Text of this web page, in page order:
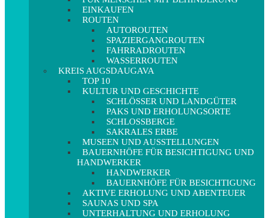
EINKAUFEN
ROUTEN
AUTOROUTEN
SPAZIERGANGROUTEN
FAHRRADROUTEN
WASSERROUTEN
KREIS AUGSDAUGAVA
TOP 10
KULTUR UND GESCHICHTE
SCHLÖSSER UND LANDGÜTER
PAKS UND ERHOLUNGSORTE
SCHLOSSBERGE
SAKRALES ERBE
MUSEEN UND AUSSTELLUNGEN
BAUERNHÖFE FÜR BESICHTIGUNG UND
HANDWERKER
HANDWERKER
BAUERNHÖFE FÜR BESICHTIGUNG
AKTIVE ERHOLUNG UND ABENTEUER
SAUNAS UND SPA
UNTERHALTUNG UND ERHOLUNG